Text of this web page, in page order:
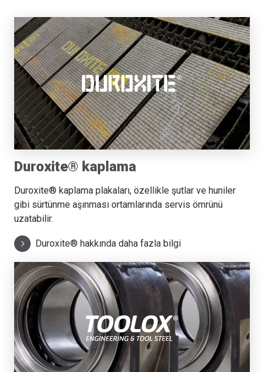
Duroxite® kaplama
Duroxite® kaplama plakaları, özellikle şutlar ve huniler
gibi sürtünme aşınması ortamlarında servis ömrünü
uzatabilir.
Duroxite® hakkında daha fazla bilgi